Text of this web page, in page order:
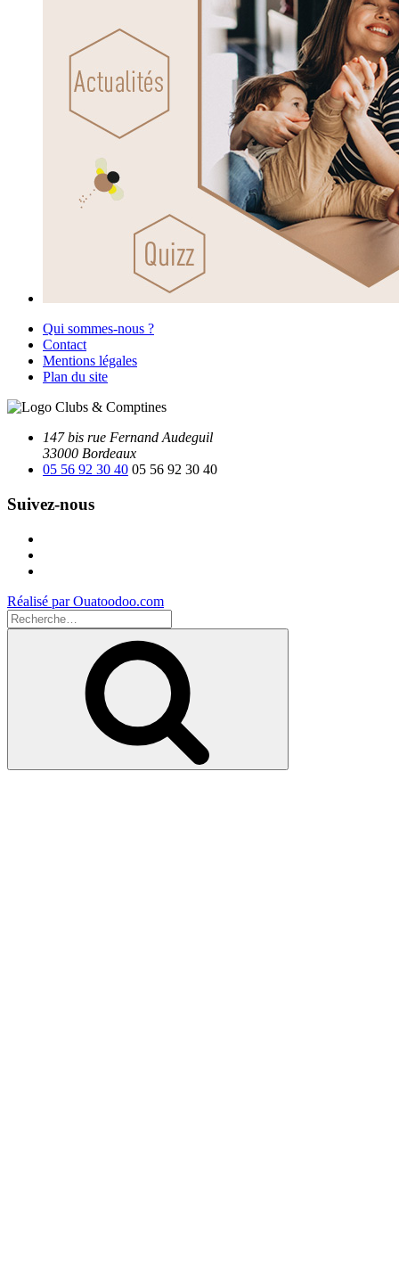
Qui sommes-nous ?
Contact
Mentions légales
Plan du site
147 bis rue Fernand Audeguil
33000 Bordeaux
05 56 92 30 40 05 56 92 30 40
Suivez-nous
Réalisé par Ouatoodoo.com
Recherche
pour